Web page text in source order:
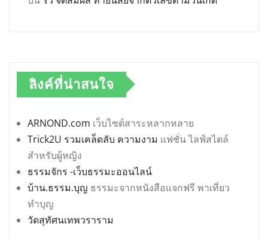
ลิงค์ที่น่าสนใจ
ARNOND.com เว็บไซต์สาระหลากหลาย
Trick2U รวมเคล็ดลับ ความงาม แฟชั่น ไลฟ์สไตล์
สำหรับผู้หญิง
ธรรมจักร -เว็บธรรมะออนไลน์
บ้าน.ธรรม.บุญ ธรรมะจากหนังสือแจกฟรี พาเที่ยว
ทำบุญ
วัดสุทัศนเทพวราราม